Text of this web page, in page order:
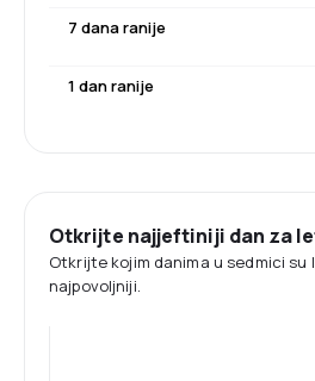
7 dana ranije
1 dan ranije
Otkrijte najjeftiniji dan za
Otkrijte kojim danima u sedmici su
najpovoljniji.